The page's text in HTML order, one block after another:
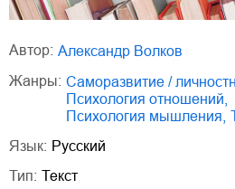
Автор:
Александр Волков
Жанры:
саморазвитие /
психология отношений
психология мышления
Язык: Русский
Тип: Текст